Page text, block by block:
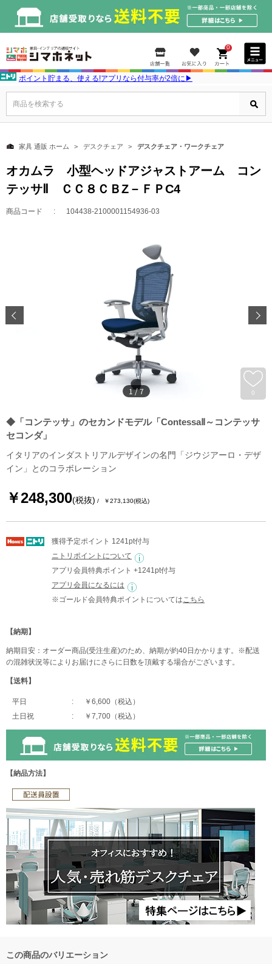
0
ポイント貯まる、使える!アプリなら付与率が2倍に▶
商品を検索する
家具 通販 ホーム デスクチェア デスクチェア・ワークチェア
オカムラ 小型ヘッドアジャストアーム コン
テッサⅡ ＣＣ８ＣＢZ－ＦＰC4
商品コード 104438-2100001154936-03
0
1/7
◆「コンテッサ」のセカンドモデル「ContessaⅡ～コンテッサ
セコンダ」
イタリアのインダストリアルデザインの名門「ジウジアーロ・デザ
イン」とのコラボレーション
￥248,300(税抜) ￥273,130(税込)
獲得予定ポイント 1241pt付与
ニトリポイントについて
アプリ会員特典ポイント +1241pt付与
アプリ会員になるには
※ゴールド会員特典ポイントについては こちら
【納期】
納期目安：オーダー商品(受注生産)のため、納期が約40日かかります。※配送
の混雑状況等によりお届けにさらに日数を頂戴する場合がございます。
【送料】
平日
￥6,600（税込）
土日祝
￥7,700（税込）
【納品方法】
この商品のバリエーション